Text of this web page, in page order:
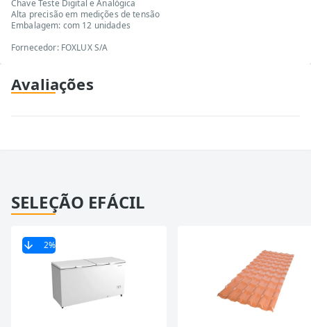
Chave Teste Digital e Analógica
Alta precisão em medições de tensão
Embalagem: com 12 unidades
Fornecedor: FOXLUX S/A
Avaliações
SELEÇÃO EFÁCIL
2%